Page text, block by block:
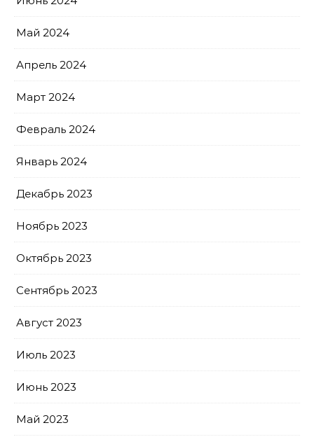
Май 2024
Апрель 2024
Март 2024
Февраль 2024
Январь 2024
Декабрь 2023
Ноябрь 2023
Октябрь 2023
Сентябрь 2023
Август 2023
Июль 2023
Июнь 2023
Май 2023